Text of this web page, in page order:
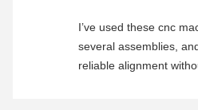
I’ve used these cnc
several assemblies,
reliable alignment